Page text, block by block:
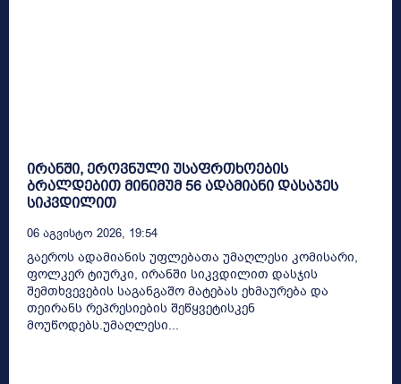
ირანში, ეროვნული უსაფრთხოების
ბრალდებით მინიმუმ 56 ადამიანი დასაჯეს
სიკვდილით
06 Აგვისტო 2026, 19:54
გაეროს ადამიანის უფლებათა უმაღლესი კომისარი,
ფოლკერ ტიურკი, ირანში სიკვდილით დასჯის
შემთხვევების საგანგაშო მატებას ეხმაურება და
თეირანს რეპრესიების შეწყვეტისკენ
მოუწოდებს.უმაღლესი...